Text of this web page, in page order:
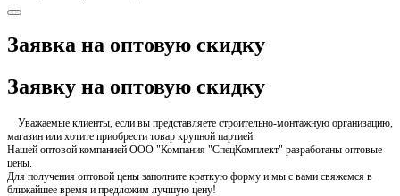
Заявка на оптовую скидку
Заявку на оптовую скидку
Уважаемые клиенты, если вы представляете строительно-монтажную организацию,
магазин или хотите приобрести товар крупной партией.
Нашей оптовой компанией ООО "Компания "СпецКомплект" разработаны оптовые
цены.
Для получения оптовой цены заполните краткую форму и мы с вами свяжемся в
ближайшее время и предложим лучшую цену!